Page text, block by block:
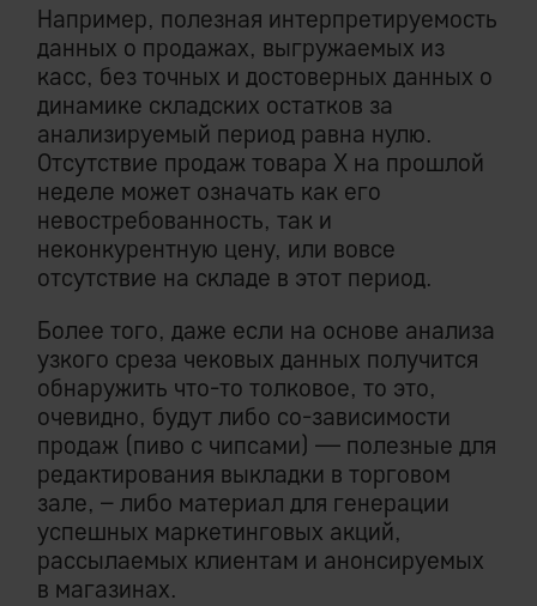
Например, полезная интерпретируемость
данных о продажах, выгружаемых из
касс, без точных и достоверных данных о
динамике складских остатков за
анализируемый период равна нулю.
Отсутствие продаж товара Х на прошлой
неделе может означать как его
невостребованность, так и
неконкурентную цену, или вовсе
отсутствие на складе в этот период.
Более того, даже если на основе анализа
узкого среза чековых данных получится
обнаружить что-то толковое, то это,
очевидно, будут либо со-зависимости
продаж (пиво с чипсами) — полезные для
редактирования выкладки в торговом
зале, – либо материал для генерации
успешных маркетинговых акций,
рассылаемых клиентам и анонсируемых
в магазинах.